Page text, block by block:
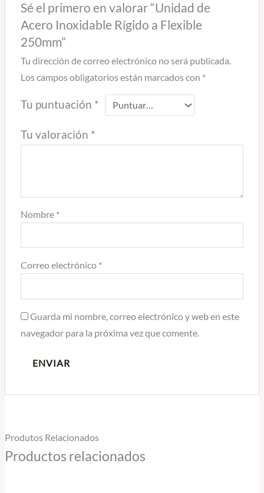
Sé el primero en valorar “Unidad de
Acero Inoxidable Rígido a Flexible
250mm”
Tu dirección de correo electrónico no será publicada.
Los campos obligatorios están marcados con *
Tu puntuación *
Tu valoración *
Nombre *
Correo electrónico *
Guarda mi nombre, correo electrónico y web en este
navegador para la próxima vez que comente.
Produtos Relacionados
Productos relacionados